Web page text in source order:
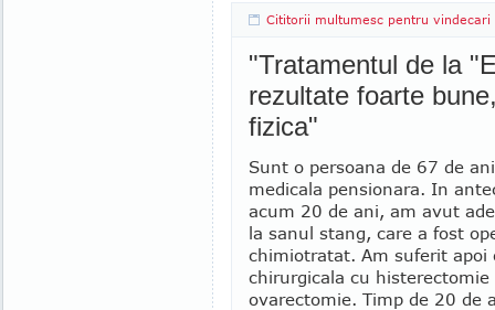
Cititorii multumesc pentru vindecari
"Tratamentul de la
rezultate foarte
fizica"
Sunt o persoana de 67 de
medicala pensionara. In
acum 20 de ani, am avut
la sanul stang, care a fost
chimiotratat. Am suferit apoi
chirurgicala cu histerectomie
ovarectomie. Timp de 20 de